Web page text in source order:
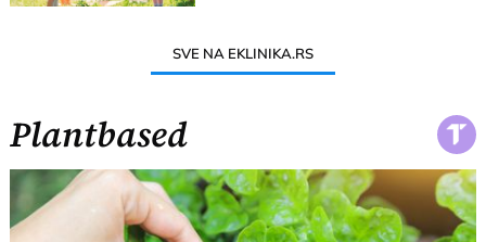
SVE NA EKLINIKA.RS
Plantbased